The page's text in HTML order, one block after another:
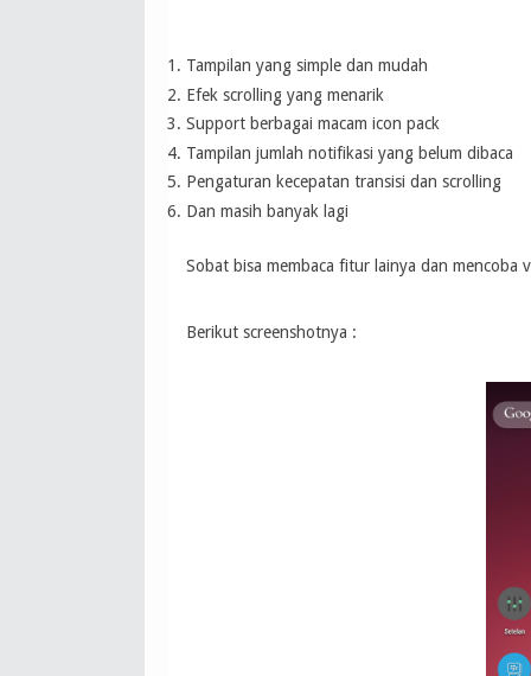
Tampilan yang simple dan mudah
Efek scrolling yang menarik
Support berbagai macam icon pack
Tampilan jumlah notifikasi yang belum dibaca
Pengaturan kecepatan transisi dan scrolling
Dan masih banyak lagi
Sobat bisa membaca fitur lainya dan mencoba
Berikut screenshotnya :